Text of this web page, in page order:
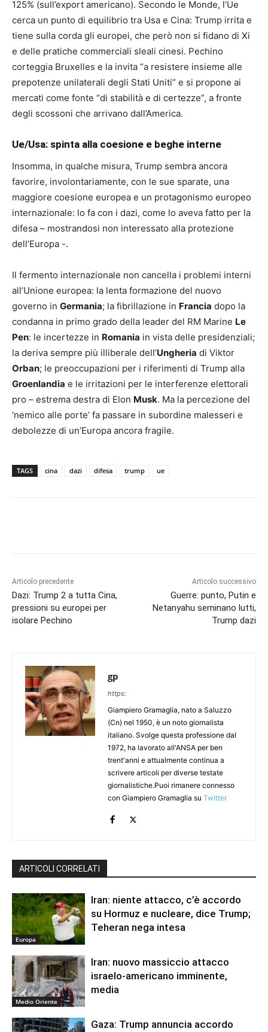
125% (sull’export americano). Secondo le Monde, l’Ue
cerca un punto di equilibrio tra Usa e Cina: Trump irrita e
tiene sulla corda gli europei, che però non si fidano di Xi
e delle pratiche commerciali sleali cinesi. Pechino
corteggia Bruxelles e la invita “a resistere insieme alle
prepotenze unilaterali degli Stati Uniti” e si propone ai
mercati come fonte “di stabilità e di certezze”, a fronte
degli scossoni che arrivano dall’America.
Ue/Usa: spinta alla coesione e beghe interne
Insomma, in qualche misura, Trump sembra ancora
favorire, involontariamente, con le sue sparate, una
maggiore coesione europea e un protagonismo europeo
internazionale: lo fa con i dazi, come lo aveva fatto per la
difesa – mostrandosi non interessato alla protezione
dell’Europa -.
Il fermento internazionale non cancella i problemi interni
all’Unione europea: la lenta formazione del nuovo
governo in Germania; la fibrillazione in Francia dopo la
condanna in primo grado della leader del RM Marine Le
Pen: le incertezze in Romania in vista delle presidenziali;
la deriva sempre più illiberale dell’Ungheria di Viktor
Orban; le preoccupazioni per i riferimenti di Trump alla
Groenlandia e le irritazioni per le interferenze elettorali
pro – estrema destra di Elon Musk. Ma la percezione del
‘nemico alle porte’ fa passare in subordine malesseri e
debolezze di un’Europa ancora fragile.
TAGS cina dazi difesa trump ue
Articolo precedente
Dazi: Trump 2 a tutta Cina,
pressioni su europei per
isolare Pechino
Articolo successivo
Guerre: punto, Putin e
Netanyahu seminano lutti,
Trump dazi
gp
https:
Giampiero Gramaglia, nato a Saluzzo
(Cn) nel 1950, è un noto giornalista
italiano. Svolge questa professione dal
1972, ha lavorato all'ANSA per ben
trent'anni e attualmente continua a
scrivere articoli per diverse testate
giornalistiche.Puoi rimanere connesso
con Giampiero Gramaglia su Twitter
ARTICOLI CORRELATI
Europa
Iran: niente attacco, c’è accordo
su Hormuz e nucleare, dice Trump;
Teheran nega intesa
Medio Oriente
Iran: nuovo massiccio attacco
israelo-americano imminente,
media
Gaza: Trump annuncia accordo